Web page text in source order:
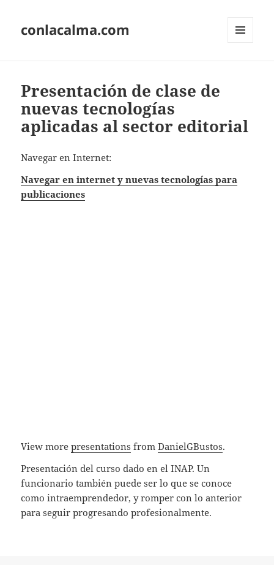
conlacalma.com
Presentación de clase de
nuevas tecnologías
aplicadas al sector editorial
Navegar en Internet:
Navegar en internet y nuevas tecnologías para
publicaciones
View morepresentations fromDanielGBustos.
Presentación del curso dado en el INAP. Un
funcionario también puede ser lo que se conoce
como intraemprendedor, y romper con lo anterior
para seguir progresando profesionalmente.